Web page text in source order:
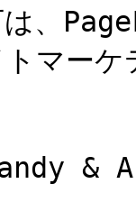
は、
マー